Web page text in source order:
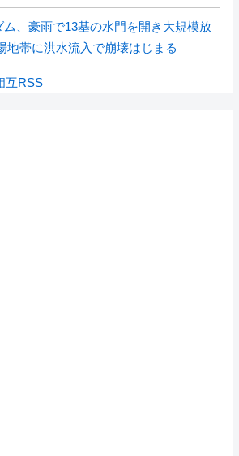
ム、豪雨で13基の水門を開き大規模放
地帯に洪水流入で崩壊はじまる
互RSS